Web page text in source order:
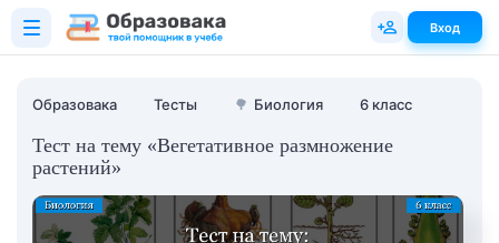
Образовака Тесты 🌳 Биология 6 класс
Тест на тему «Вегетативное размножение
растений»
Вход